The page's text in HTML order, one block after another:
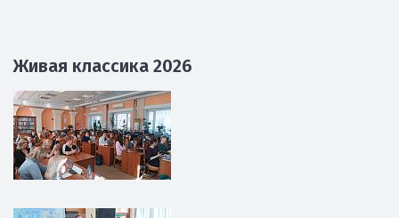
Живая классика 2026